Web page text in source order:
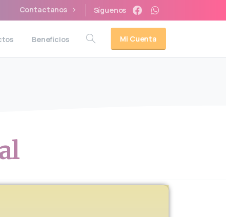
Contactanos Síguenos
Beneficios Mi Cuenta